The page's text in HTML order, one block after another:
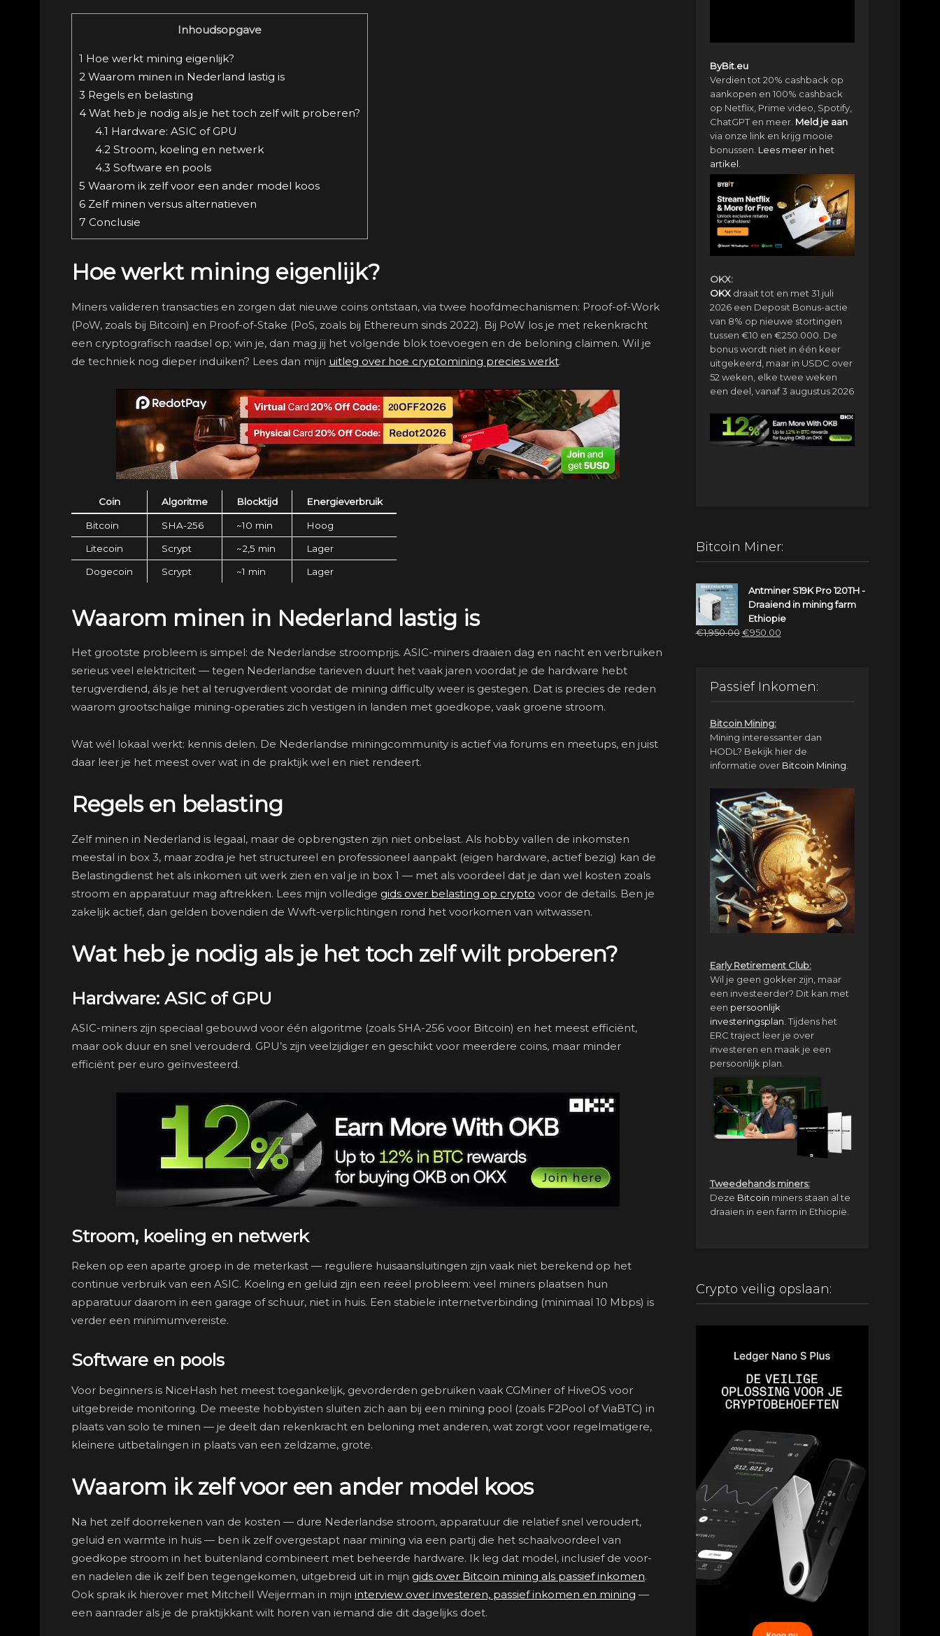
Inhoudsopgave
1 Hoe werkt mining eigenlijk?
2 Waarom minen in Nederland lastig is
3 Regels en belasting
4 Wat heb je nodig als je het toch zelf wilt proberen?
4.1 Hardware: ASIC of GPU
4.2Stroom, koeling en netwerk
4.3 Software en pools
5 Waarom ik zelf voor een ander model koos
6 Zelf minen versus alternatieven
7 Conclusie
Hoe werkt mining eigenlijk?
Miners valideren transacties en zorgen dat nieuwe coins ontstaan, via twee hoofdmechanismen: Proof-of-Work
(PoW, zoals bij Bitcoin) en Proof-of-Stake (PoS, zoals bij Ethereum sinds 2022). Bij PoW los je met rekenkracht
een cryptografisch raadsel op; win je, dan mag jij het volgende blok toevoegen en de beloning claimen. Wil je
de techniek nog dieper induiken? Lees dan mijn uitleg over hoe cryptomining precies werkt.
Coin Algoritme Blocktijd Energieverbruik
Bitcoin SHA-256 ~10 min Hoog
Litecoin Scrypt ~2,5 min Lager
Dogecoin Scrypt ~1 min Lager
Waarom minen in Nederland lastig is
Het grootste probleem is simpel: de Nederlandse stroomprijs. ASIC-miners draaien dag en nacht en verbruiken
serieus veel elektriciteit — tegen Nederlandse tarieven duurt het vaak jaren voordat je de hardware hebt
terugverdiend, áls je het al terugverdient voordat de mining difficulty weer is gestegen. Dat is precies de reden
waarom grootschalige mining-operaties zich vestigen in landen met goedkope, vaak groene stroom.
Wat wél lokaal werkt: kennis delen. De Nederlandse miningcommunity is actief via forums en meetups, en juist
daar leer je het meest over wat in de praktijk wel en niet rendeert.
Regels en belasting
Zelf minen in Nederland is legaal, maar de opbrengsten zijn niet onbelast. Als hobby vallen de inkomsten
meestal in box 3, maar zodra je het structureel en professioneel aanpakt (eigen hardware, actief bezig) kan de
Belastingdienst het als inkomen uit werk zien en val je in box 1 — met als voordeel dat je dan wel kosten zoals
stroom en apparatuur mag aftrekken. Lees mijn volledige gids over belasting op crypto voor de details. Ben je
zakelijk actief, dan gelden bovendien de Wwft-verplichtingen rond het voorkomen van witwassen.
Wat heb je nodig als je het toch zelf wilt proberen?
Hardware: ASIC of GPU
ASIC-miners zijn speciaal gebouwd voor één algoritme (zoals SHA-256 voor Bitcoin) en het meest efficiënt,
maar ook duur en snel verouderd. GPU’s zijn veelzijdiger en geschikt voor meerdere coins, maar minder
efficiënt per euro geïnvesteerd.
Stroom, koeling en netwerk
Reken op een aparte groep in de meterkast — reguliere huisaansluitingen zijn vaak niet berekend op het
continue verbruik van een ASIC. Koeling en geluid zijn een reëel probleem: veel miners plaatsen hun
apparatuur daarom in een garage of schuur, niet in huis. Een stabiele internetverbinding (minimaal 10 Mbps) is
verder een minimumvereiste.
Software en pools
Voor beginners is NiceHash het meest toegankelijk, gevorderden gebruiken vaak CGMiner of HiveOS voor
uitgebreide monitoring. De meeste hobbyisten sluiten zich aan bij een mining pool (zoals F2Pool of ViaBTC) in
plaats van solo te minen — je deelt dan rekenkracht en beloning met anderen, wat zorgt voor regelmatigere,
kleinere uitbetalingen in plaats van een zeldzame, grote.
Waarom ik zelf voor een ander model koos
Na het zelf doorrekenen van de kosten — dure Nederlandse stroom, apparatuur die relatief snel veroudert,
geluid en warmte in huis — ben ik zelf overgestapt naar mining via een partij die het schaalvoordeel van
goedkope stroom in het buitenland combineert met beheerde hardware. Ik leg dat model, inclusief de voor-
en nadelen die ik zelf ben tegengekomen, uitgebreid uit in mijn gids over Bitcoin mining als passief inkomen.
Ook sprak ik hierover met Mitchell Weijerman in mijn interview over investeren, passief inkomen en mining —
een aanrader als je de praktijkkant wilt horen van iemand die dit dagelijks doet.
ByBit.eu
Verdien tot 20% cashback op
aankopen en 100% cashback
op Netflix, Prime video, Spotify,
ChatGPT en meer. Meld je aan
via onze link en krijg mooie
bonussen. Lees meer in het
artikel.
OKX:
OKXdraait tot en met 31 juli
2026 een Deposit Bonus-actie
van 8% op nieuwe stortingen
tussen €10 en €250.000. De
bonus wordt niet in één keer
uitgekeerd, maar in USDC over
52 weken, elke twee weken
een deel, vanaf 3 augustus 2026
Bitcoin Miner:
Antminer S19K Pro 120TH -
Draaiend in mining farm
Ethiopie
€1,950.00 Oorspronkelijke
€950.00Huidige
Passief Inkomen:
Bitcoin Mining:
Mining interessanter dan
HODL? Bekijk hier de
informatie over Bitcoin Mining
Early Retirement Club:
Wil je geen gokker zijn, maar
een investeerder? Dit kan met
een persoonlijk
investeringsplan. Tijdens het
ERC traject leer je over
investeren en maak je een
persoonlijk plan.
Tweedehands miners:
Deze Bitcoin miners staan al te
draaien in een farm in Ethiopië.
Crypto veilig opslaan: